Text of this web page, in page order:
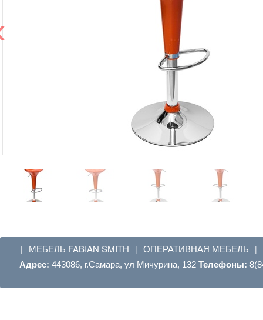
| МЕБЕЛЬ FABIAN SMITH | ОПЕРАТИВНАЯ МЕБЕЛЬ |
Адрес: 443086, г.Самара, ул Мичурина, 132 Телефоны: